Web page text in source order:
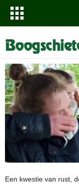
Een kwestie van rust,